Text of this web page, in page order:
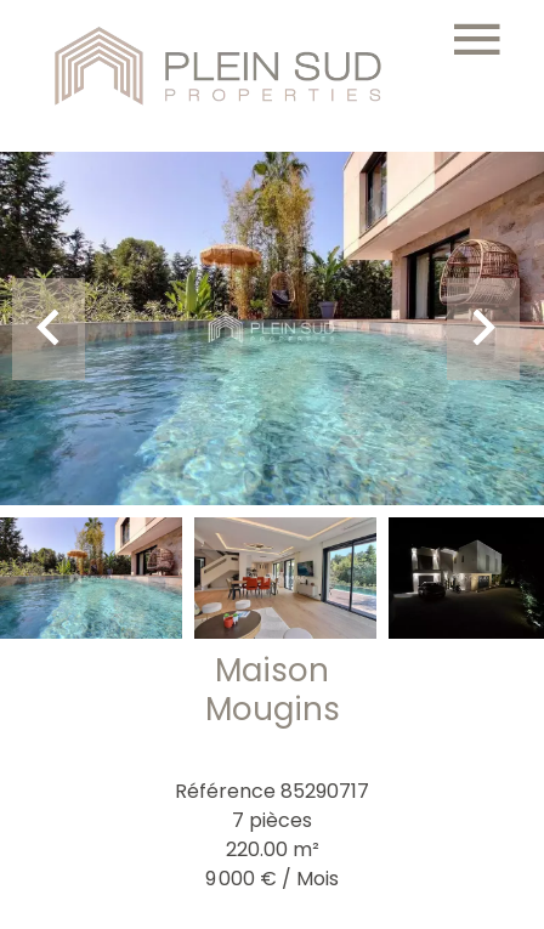
Maison
Mougins
Référence 85290717
7 pièces
220.00 m²
9 000 € / Mois